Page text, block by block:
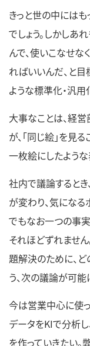
きっと世の中には
でしょう。しかしあ
んで、使いこなせな
ればいいんだ、と目
ような標準化・汎
大事なことは、経
が、「同じ絵」を見
一枚絵にしたような
社内で議論すると
が変わり、気になる
でもなお一つの事
それほどずれませ
題解決のために、
う、次の議論が可能
今は営業中心に使
データをKIで分析
を作っていきたい